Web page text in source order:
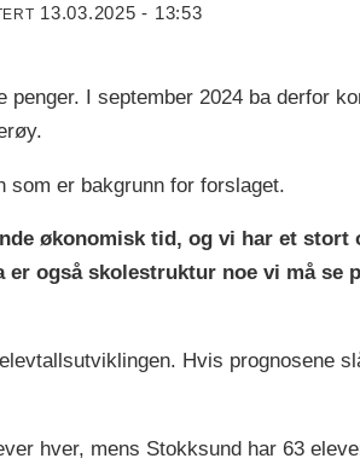
13.03.2025 - 13:53
I september 2024 ba derfor
som er bakgrunn for forslaget.
økonomisk tid, og vi har et stort
også skolestruktur noe vi må se
Hvis prognosene
hver, mens Stokksund har 63